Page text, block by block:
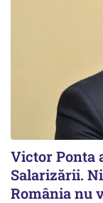
Victor Ponta
Salarizării.
România nu